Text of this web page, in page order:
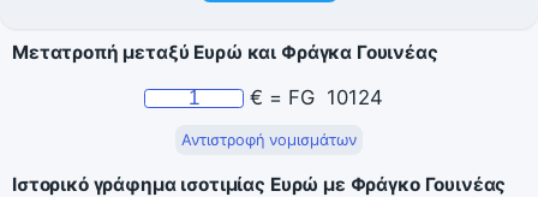
Μετατροπή μεταξύ Ευρώ και Φράγκα Γουινέας
€ = FG 10124
Αντιστροφή νομισμάτων
Ιστορικό γράφημα ισοτιμίας Ευρώ με Φράγκο Γουινέας